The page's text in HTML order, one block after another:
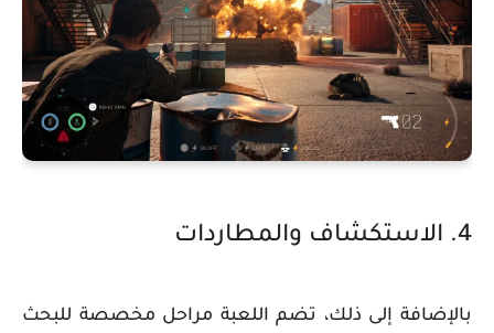
4. الاستكشاف والمطاردات
بالإضافة إلى ذلك، تضم اللعبة مراحل مخصصة للبحث